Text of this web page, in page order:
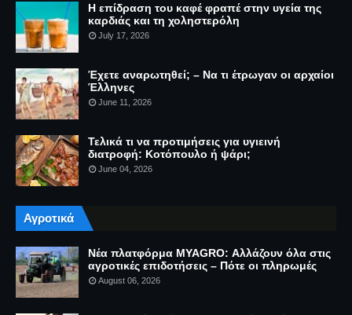
Η επίδραση του καφέ φραπέ στην υγεία της
καρδιάς και τη χοληστερόλη
July 17, 2026
Έχετε αναρωτηθεί; – Να τι έτρωγαν οι αρχαίοι
Έλληνες
June 11, 2026
Τελικά τι να προτιμήσεις για υγιεινή
διατροφή: Κοτόπουλο ή ψάρι;
June 04, 2026
Αγροτικά
Νέα πλατφόρμα MYAGRO: Αλλάζουν όλα στις
αγροτικές επιδοτήσεις – Πότε οι πληρωμές
August 06, 2026